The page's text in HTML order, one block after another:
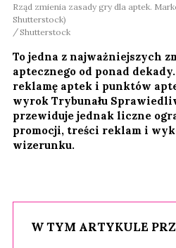
Rząd zmienia zasady gry dla aptek.
Shutterstock)
Shutterstock
To jedna z najważniejszych
aptecznego od ponad
reklamę aptek i punktów
wyrok Trybunału
przewiduje jednak liczne
promocji, treści reklam i
wizerunku.
W TYM ARTYKULE